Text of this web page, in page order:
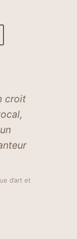
croit
d’art et